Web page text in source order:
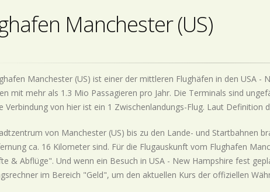
Manchester (US)
Manchester (US) ist einer der mittleren Flughäfen in den USA -
mit mehr als 1.3 Mio Passagieren pro Jahr. Die Terminals sind
Verbindung von hier ist ein 1 Zwischenlandungs-Flug. Laut Definition
von Manchester (US) bis zu den Lande- und Startbahnen
ca. 16 Kilometer sind. Für die Flugauskunft vom Flughafen
& Abflüge". Und wenn ein Besuch in USA - New Hampshire fest
im Bereich "Geld", um den aktuellen Kurs der offiziellen